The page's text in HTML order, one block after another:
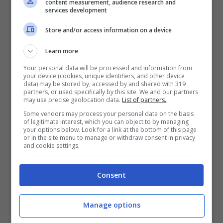
con la criminalità organizzata locale: la stessa
dopo essersi vista togliere il controllo del club.
content measurement, audience research and
services development
Store and/or access information on a device
Learn more
Your personal data will be processed and information from
your device (cookies, unique identifiers, and other device
data) may be stored by, accessed by and shared with 319
partners, or used specifically by this site. We and our partners
may use precise geolocation data. List of partners.
Some vendors may process your personal data on the basis
of legitimate interest, which you can object to by managing
your options below. Look for a link at the bottom of this page
or in the site menu to manage or withdraw consent in privacy
and cookie settings.
Consent
Manage options